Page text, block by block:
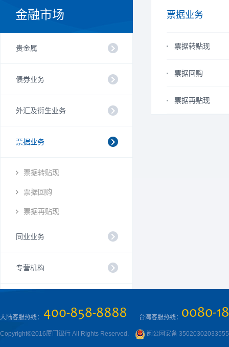
金融市场
贵金属
债券业务
外汇及衍生业务
票据业务
票据转贴现
票据回购
票据再贴现
同业业务
专营机构
票据业务
票据转贴现
票据回购
票据再贴现
大陆客服热线： 台湾客服热线：
Copyright©2016厦门银行 All Rights Reserved. 闽公网安备